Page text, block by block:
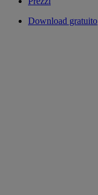
Download gratuito